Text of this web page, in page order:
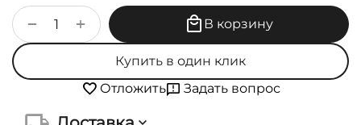
+
− В корзину
Купить в один клик
Отложить
Задать вопрос